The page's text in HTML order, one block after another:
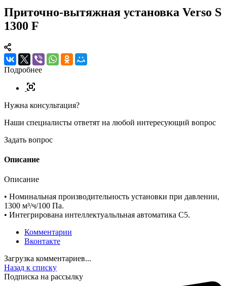
Приточно-вытяжная установка Verso S
1300 F
Подробнее
Нужна консультация?
Наши специалисты ответят на любой интересующий вопрос
Задать вопрос
Описание
Описание
• Номинальная производительность установки при давлении,
1300 м³/ч/100 Па.
• Интегрирована интеллектуальльная автоматика С5.
Комментарии
Вконтакте
Загрузка комментариев...
Назад к списку
Подписка на рассылку